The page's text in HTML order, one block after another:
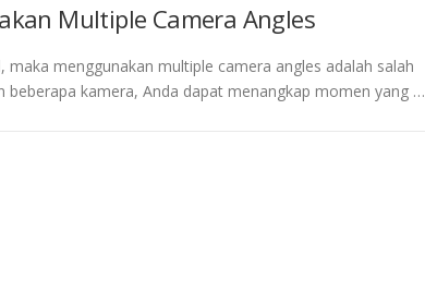
Multiple Camera Angles
menggunakan multiple camera angles adalah salah
kamera, Anda dapat menangkap momen yang …